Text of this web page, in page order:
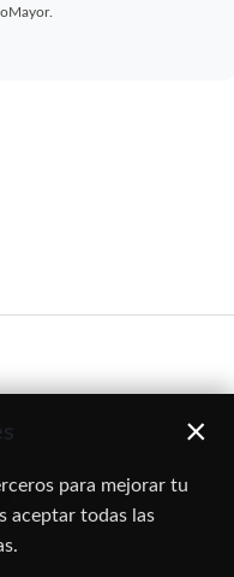
×
para mejorar tu
aceptar todas las